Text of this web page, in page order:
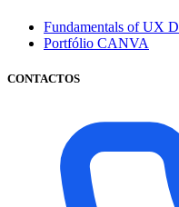
Fundamentals of UX
Portfólio CANVA
CONTACTOS